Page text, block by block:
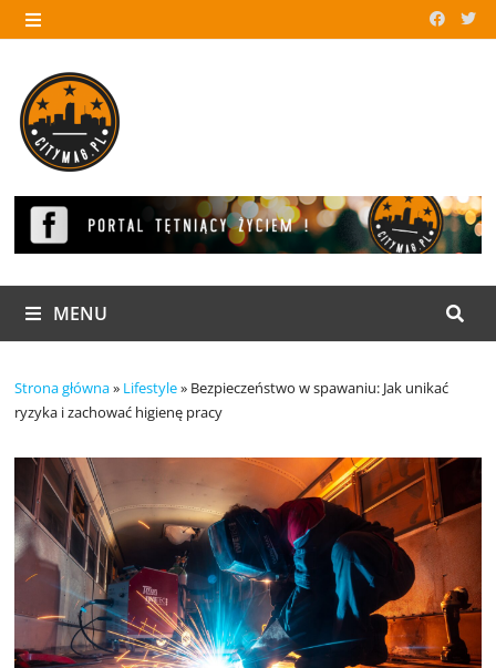
Skip
to
MENU
MENU
Strona główna» Lifestyle» Bezpieczeństwo w spawaniu: Jak unikać
ryzyka i zachować higienę pracy